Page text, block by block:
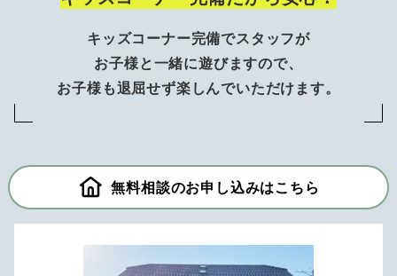
キッズコーナー完備でスタッフが
お子様と一緒に遊びますので、
お子様も退屈せず楽しんでいただけます。
無料相談のお申し込みはこちら